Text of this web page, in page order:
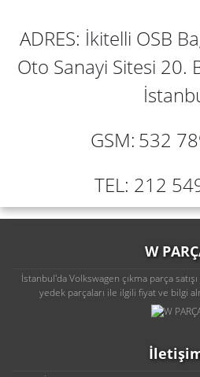
ADRES: İkitelli OSB
Oto Sanayi Sitesi 20.
GSM: 532
TEL: 212
W
İstanbul'da Volkswagen çıkma parça
yedek parçaları ile ilgili fiyat ve bilgi